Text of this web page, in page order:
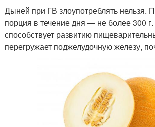
Дыней при ГВ злоупотреблять нельзя.
порция в течение дня — не более 300
способствует развитию
перегружает поджелудочную железу,